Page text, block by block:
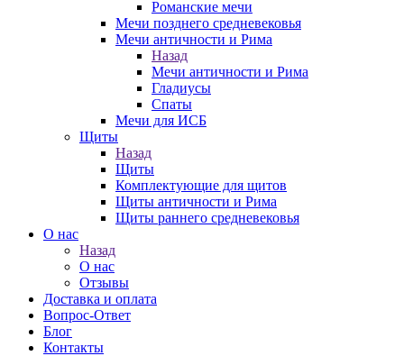
Романские мечи
Мечи позднего средневековья
Мечи античности и Рима
Назад
Мечи античности и Рима
Гладиусы
Спаты
Мечи для ИСБ
Щиты
Назад
Щиты
Комплектующие для щитов
Щиты античности и Рима
Щиты раннего средневековья
О нас
Назад
О нас
Отзывы
Доставка и оплата
Вопрос-Ответ
Блог
Контакты